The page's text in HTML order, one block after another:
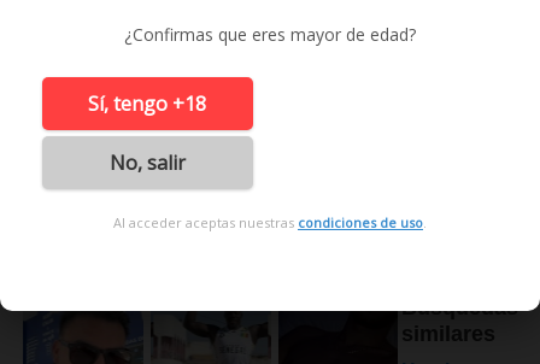
Búsquedas
similares
¿Confirmas que eres mayor de edad?
Sí, tengo +18
No, salir
Al acceder aceptas nuestras condiciones de uso